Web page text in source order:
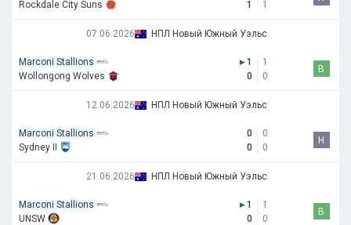
Rockdale City Suns 1 1
07.06.2026 НПЛ Новый Южный Уэльс
Marconi Stallions
Wollongong Wolves
▸1
0
1
0
В
12.06.2026 НПЛ Новый Южный Уэльс
Marconi Stallions
Sydney II
0
0
0
0
Н
21.06.2026 НПЛ Новый Южный Уэльс
Marconi Stallions
UNSW
▸1
0
1
0
В